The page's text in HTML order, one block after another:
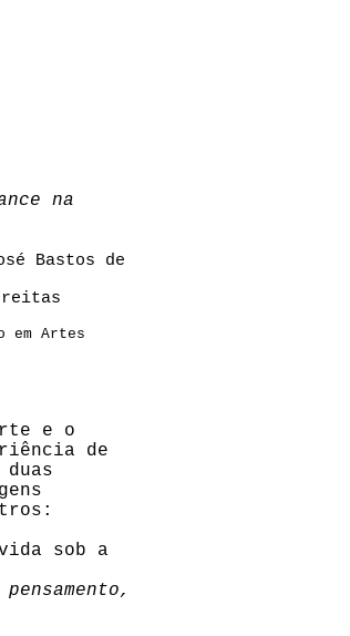
na
Bastos de
em Artes
e o
de
sob a